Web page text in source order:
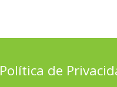
Política de